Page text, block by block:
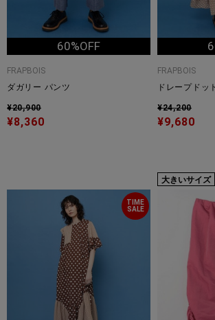
60%OFF
FRAPBOIS
ダガリー パンツ
¥20,900
¥8,360
FRAPBOIS
ドレープドッ
¥24,200
¥9,680
TIME
SALE
大きいサイズ